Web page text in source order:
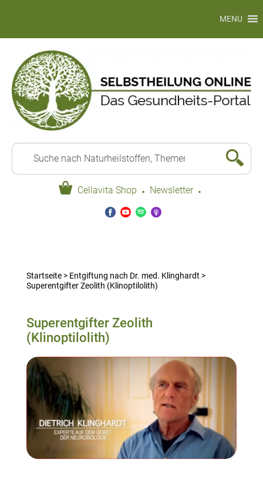
Cellavita Shop · Newsletter ·
MENU
Startseite> Entgiftung nach Dr. med. Klinghardt >
Superentgifter Zeolith (Klinoptilolith)
Superentgifter Zeolith
(Klinoptilolith)